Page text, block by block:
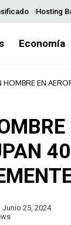
Hosting
Economía
HOMBRE EN
Junio 25, 2024